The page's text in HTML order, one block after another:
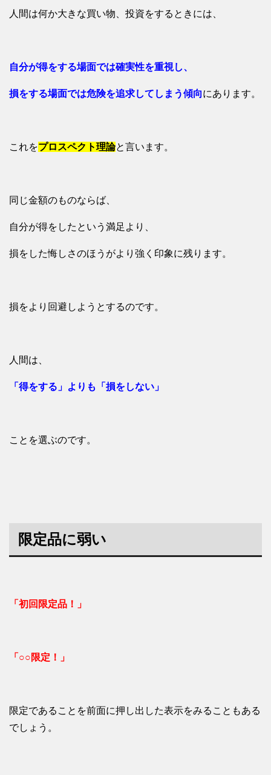
人間は何か大きな買い物、投資をするときには、
自分が得をする場面では確実性を重視し、
損をする場面では危険を追求してしまう傾向にあります。
これをプロスペクト理論と言います。
同じ金額のものならば、
自分が得をしたという満足より、
損をした悔しさのほうがより強く印象に残ります。
損をより回避しようとするのです。
人間は、
「得をする」よりも「損をしない」
ことを選ぶのです。
限定品に弱い
「初回限定品！」
「○○限定！」
限定であることを前面に押し出した表示をみることもある
でしょう。